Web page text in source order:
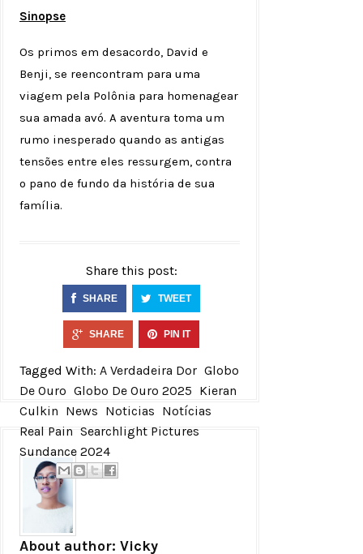
Sinopse
Os primos em desacordo, David e
Benji, se reencontram para uma
viagem pela Polônia para homenagear
sua amada avó. A aventura toma um
rumo inesperado quando as antigas
tensões entre eles ressurgem, contra
o pano de fundo da história de sua
família.
Share this post:
SHARE TWEET
SHARE PIN IT
Tagged With: A Verdadeira Dor Globo
De Ouro Globo De Ouro 2025 Kieran
Culkin News Noticias Notícias
Real Pain Searchlight Pictures
Sundance 2024
About author: Vicky